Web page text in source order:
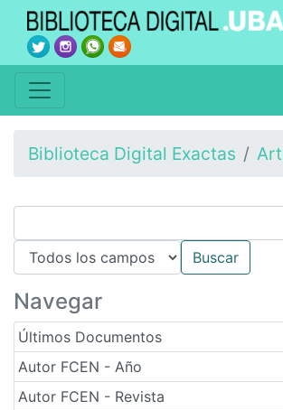
Biblioteca Digital Exactas
Navegar
Últimos Documentos
Autor FCEN - Año
Autor FCEN - Revista